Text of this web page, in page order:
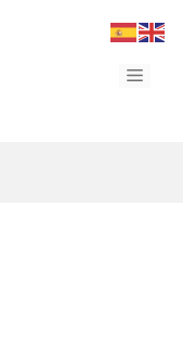
Menú